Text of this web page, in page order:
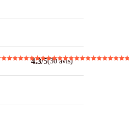
4.3/5(30 avis)